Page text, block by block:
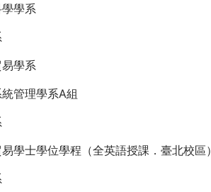
學系
學系
管理學系A組
學士學位學程（全英語授課．臺北校區）